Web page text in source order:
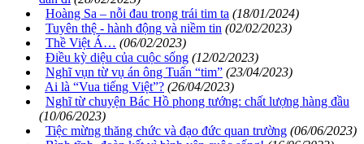
Hoàng Sa – nỗi đau trong trái tim ta (18/01/2024)
Tuyên thệ - hành động và niềm tin (02/02/2023)
Thề Việt Á… (06/02/2023)
Điều kỳ diệu của cuộc sống (12/02/2023)
Nghĩ vụn từ vụ án ông Tuấn “tim” (23/04/2023)
Ai là “Vua tiếng Việt”? (26/04/2023)
Nghĩ từ chuyện Bác Hồ phong tướng: chất lượng hàng đầu
(10/06/2023)
Tiệc mừng thăng chức và đạo đức quan trường (06/06/2023)